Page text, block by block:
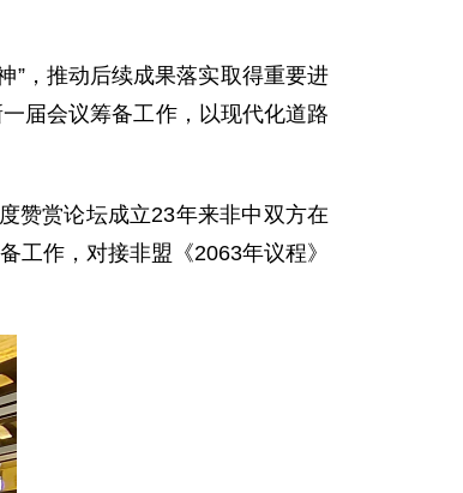
”，推动后续成果落实取得重要进
届会议筹备工作，以现代化道路
赞赏论坛成立23年来非中双方在
工作，对接非盟《2063年议程》